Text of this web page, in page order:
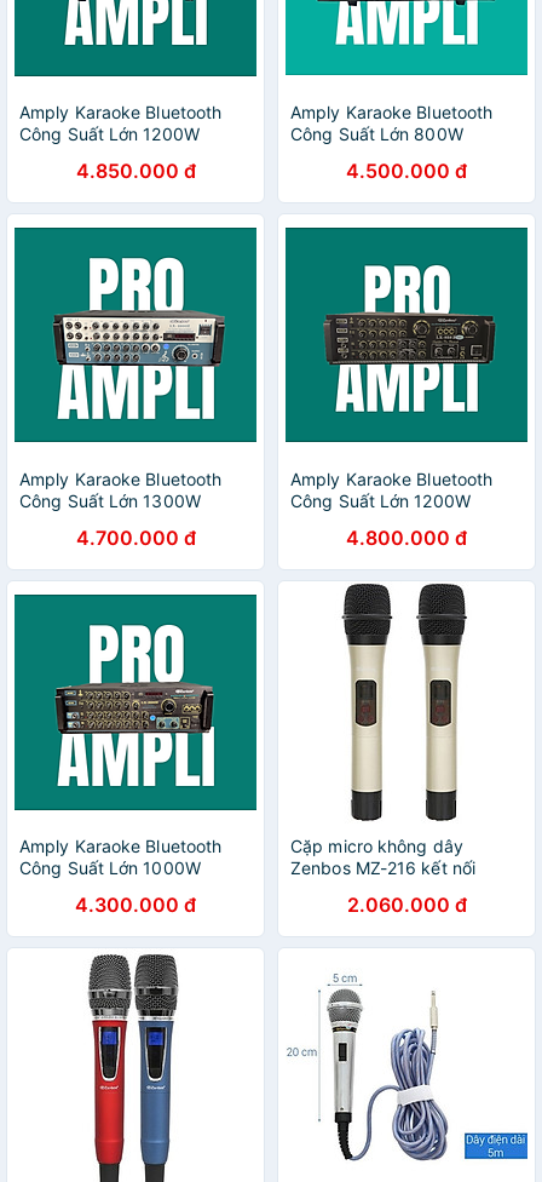
Amply Karaoke Bluetooth
Công Suất Lớn 1200W
( Hàng chính Hãng)
4.850.000 đ
Amply Karaoke Bluetooth
Công Suất Lớn 800W
Đại(Hàng Chính Hãng)
4.500.000 đ
Amply Karaoke Bluetooth
Công Suất Lớn 1300W
Đại(Hàng Chính Hãng)
4.700.000 đ
Amply Karaoke Bluetooth
Công Suất Lớn 1200W
(Hàng Chính Hãng)
4.800.000 đ
Amply Karaoke Bluetooth
Công Suất Lớn 1000W
Đại (Hàng Chính Hãng)
4.300.000 đ
Cặp micro không dây
Zenbos MZ-216 kết nối
2.060.000 đ